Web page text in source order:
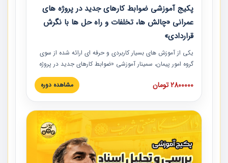
پکیج آموزشی ضوابط کارهای جدید در پروژه های
عمرانی «چالش ها، تخلفات و راه حل ها با نگرش
قراردادی»
یکی از آموزش‏‏‏‏‏‏ های بسیار کاربردی و حرفه‏ ای ارائه شده از سوی
گروه امور پیمان، سمینار آموزشی «ضوابط کارهای جدید در پروژه
های عمرانی» چالش ها، تخلفات و راه حل ها با نگرش قراردادی
است که در محل سندیکای شرکت های ساختمانی کشور ارائه شد.
مدارک پیمان به همراه تجربیات عملی ارائه شده است.
2800000 تومان مشاهده دوره